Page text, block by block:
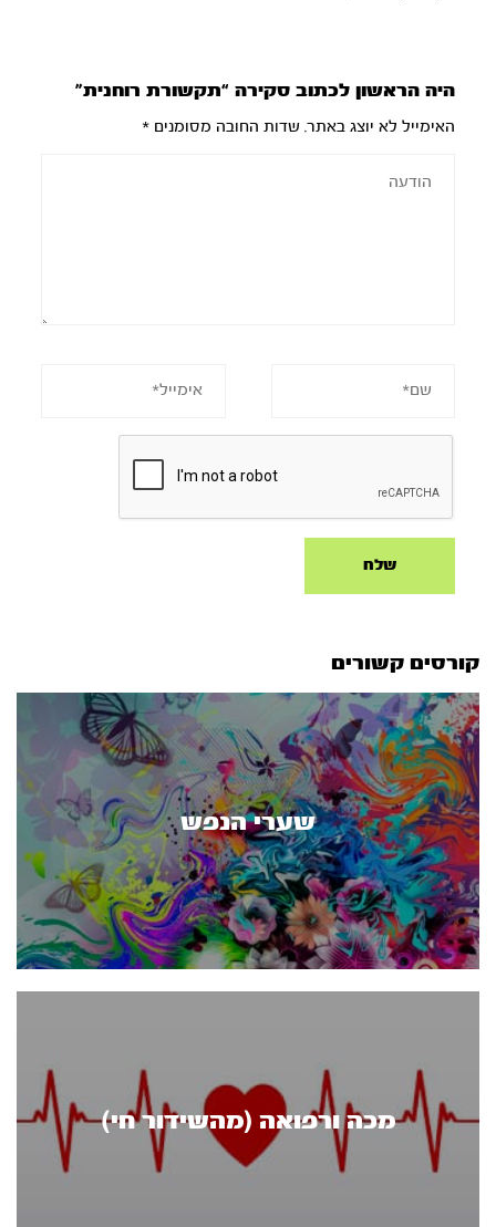
היה הראשון לכתוב סקירה “תקשורת רוחנית”
האימייל לא יוצג באתר. שדות החובה מסומנים*
קורסים קשורים
שערי הנפש
מכה ורפואה (מהשידור חי)